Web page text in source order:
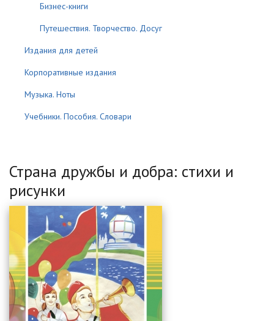
Бизнес-книги
Путешествия. Творчество. Досуг
Издания для детей
Корпоративные издания
Музыка. Ноты
Учебники. Пособия. Словари
Страна дружбы и добра: стихи и
рисунки